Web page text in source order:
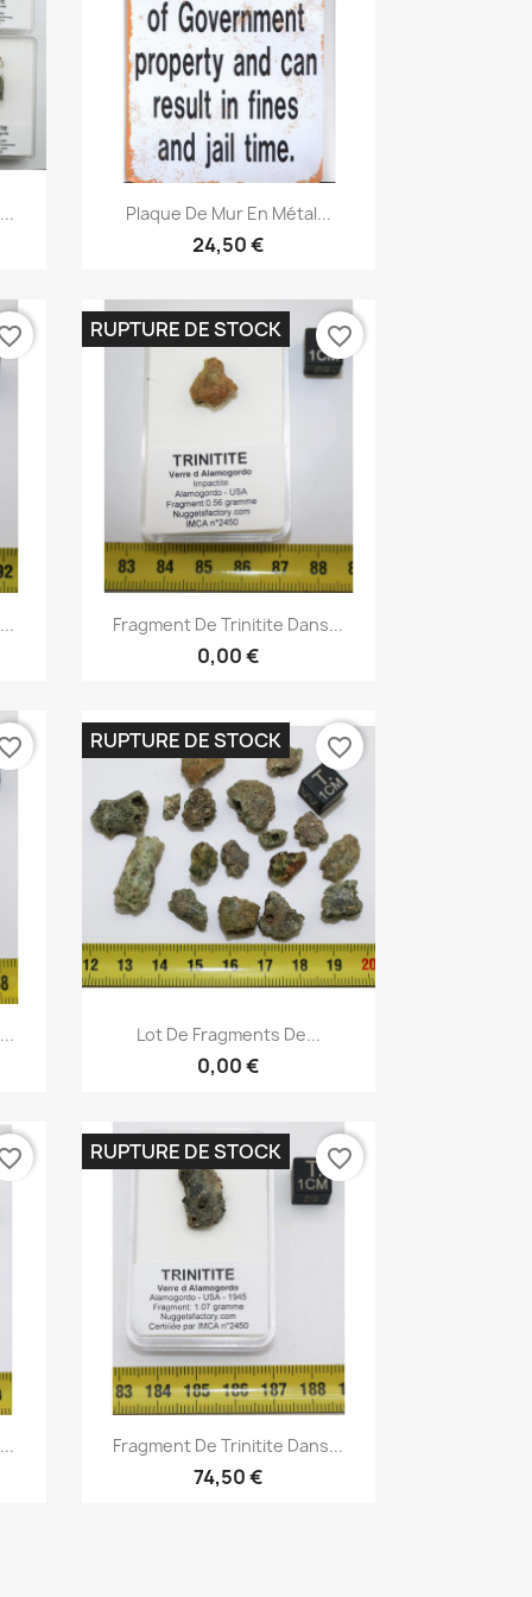
Aperçu rapide
Plaque De Mur En Métal...
24,50 €
Aperçu rapide
Fragment De Trinitite Dans...
0,00 €
RUPTURE DE STOCK favorite_border
Aperçu rapide
Lot De Fragments De...
0,00 €
RUPTURE DE STOCK favorite_border
Aperçu rapide
Fragment De Trinitite Dans...
74,50 €
RUPTURE DE STOCK favorite_border